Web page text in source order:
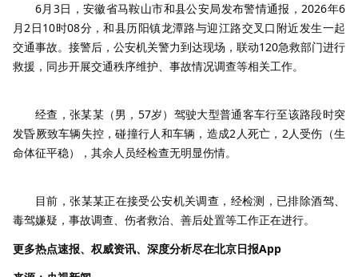
6月3日，安徽省马鞍山市和县公安局发布警情通报，2026年6
月2日10时08分，和县历阳镇龙潭路与迎江路交叉口附近发生一起
交通事故。接警后，公安机关警力到达现场，联动120急救部门进行
救援，同步开展交通秩序维护、事故情况调查等相关工作。
经查，张某某（男，57岁）驾驶大型普通客车行至该路段时突
发昏厥致车辆失控，碰撞行人和车辆，造成2人死亡，2人受伤（生
命体征平稳），其余人员经检查无明显伤情。
目前，张某某正在接受公安机关调查，经检测，已排除酒驾、
毒驾嫌疑，事故调查、伤者救治、善后处置等工作正在进行。
更多热点速报、权威资讯、深度分析尽在北京日报App